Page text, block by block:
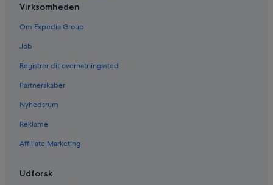
Virksomheden
Om Expedia Group
Job
Registrer dit overnatningssted
Partnerskaber
Nyhedsrum
Reklame
Affiliate Marketing
Udforsk